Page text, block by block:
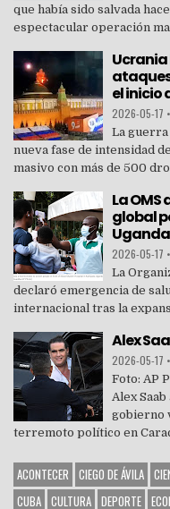
que había sido salvada
espectacular operación
Ucrania
el inicio
2026-05-17 •
La
nueva fase de intensidad
masivo con más de 500
La
global
Uganda
2026-05-17 •
La
declaró emergencia de
internacional tras la
Alex
2026-05-17 •
Foto: AP
Alex
gobierno
terremoto político en
ACONTECER CIEGO DE ÁVILA
CUBA CULTURA DEPORTE